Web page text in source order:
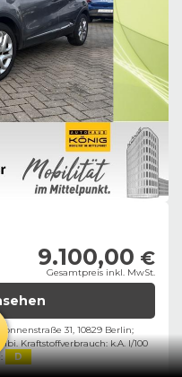
9.100,00 €
Gesamtpreis inkl. MwSt.
31, 10829 Berlin;
Kraftstoffverbrauch: k.A. l/100
D